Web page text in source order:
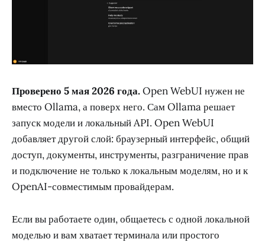
Проверено 5 мая 2026 года.Open WebUI нужен не
вместо Ollama, а поверх него. Сам Ollama решает
запуск модели и локальный API. Open WebUI
добавляет другой слой: браузерный интерфейс, общий
доступ, документы, инструменты, разграничение прав
и подключение не только к локальным моделям, но и к
OpenAI-совместимым провайдерам.
Если вы работаете один, общаетесь с одной локальной
моделью и вам хватает терминала или простого